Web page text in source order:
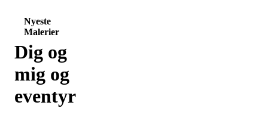
Nyeste
Malerier
Dig og
mig og
eventyr